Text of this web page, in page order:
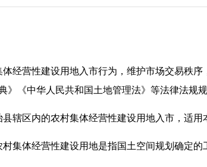
营性建设用地入市行为，维护市场交易秩序
》《中华人民共和国土地管理法》等法律法规规
区内的农村集体经营性建设用地入市，适用
体经营性建设用地是指国土空间规划确定的